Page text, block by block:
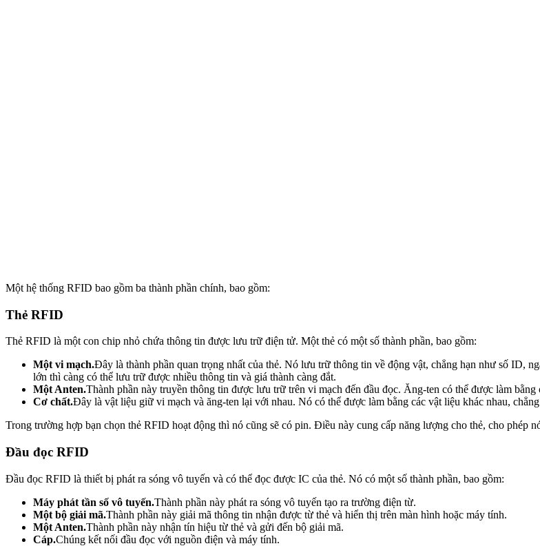
Một hệ thống RFID bao gồm ba thành phần chính, bao gồm:
Thẻ RFID
Thẻ RFID là một con chip nhỏ chứa thông tin được lưu trữ điện tử. Một thẻ có một số thành phần, bao gồm:
Một vi mạch.Đây là thành phần quan trọng nhất của thẻ. Nó lưu trữ thông tin về động vật, chẳng hạn như số ID,
lớn thì càng có thể lưu trữ được nhiều thông tin và giá thành càng đắt.
Một Anten.Thành phần này truyền thông tin được lưu trữ trên vi mạch đến đầu đọc. Ăng-ten có thể được làm
Cơ chất.Đây là vật liệu giữ vi mạch và ăng-ten lại với nhau. Nó có thể được làm bằng các vật liệu khác nhau,
Trong trường hợp bạn chọn thẻ RFID hoạt động thì nó cũng sẽ có pin. Điều này cung cấp năng lượng cho thẻ, cho phép
Đầu đọc RFID
Đầu đọc RFID là thiết bị phát ra sóng vô tuyến và có thể đọc được IC của thẻ. Nó có một số thành phần, bao gồm:
Máy phát tần số vô tuyến.Thành phần này phát ra sóng vô tuyến tạo ra trường điện từ.
Một bộ giải mã.Thành phần này giải mã thông tin nhận được từ thẻ và hiển thị trên màn hình hoặc máy tính.
Một Anten.Thành phần này nhận tín hiệu từ thẻ và gửi đến bộ giải mã.
Cáp.Chúng kết nối đầu đọc với nguồn điện và máy tính.